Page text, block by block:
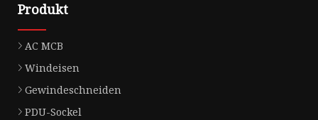
Produkt
AC MCB
Windeisen
Gewindeschneiden
PDU-Sockel